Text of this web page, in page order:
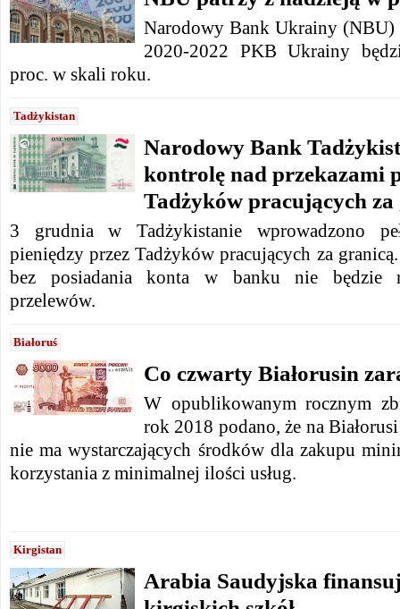
Narodowy Bank Ukrainy (NBU)
2020-2022 PKB Ukrainy
proc. w skali roku.
Tadżykistan
Narodowy Bank
kontrolę nad przekazami
Tadżyków pracujących
3 grudnia w Tadżykistanie wprowadzono
pieniędzy przez Tadżyków pracujących za
bez posiadania konta w banku nie będzie
przelewów.
Białoruś
Co czwarty Białorusin
W opublikowanym rocznym
rok 2018 podano, że na
nie ma wystarczających środków dla zakupu
korzystania z minimalnej ilości usług.
Kirgistan
Arabia Saudyjska